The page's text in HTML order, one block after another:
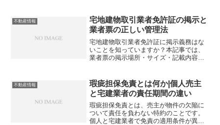
不動産情報
宅地建物取引業者免許証の掲示と
業者票の正しい管理法
宅地建物取引業者免許証に掲示義務はな
いことを知っていますか？本記事では、
業者票の掲示場所・サイズ・記載内容・
解説します。
不動産情報
瑕疵担保免責とは何か|個人売主
と宅建業者の責任期間の違い
瑕疵担保免責とは、売主が物件の欠陥に
ついて責任を負わない特約のことです。
個人と宅建業者で免責の適用条件が異な